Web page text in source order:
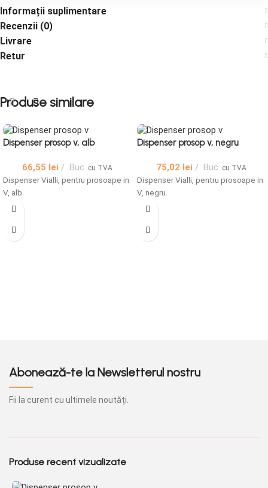
Informații suplimentare
Recenzii (0)
Livrare
Retur
Produse similare
Dispenser prosop v, alb
66,55 lei Buc cu TVA
Dispenser Vialli, pentru prosoape in
V, alb.
Dispenser prosop v, negru
75,02 lei Buc cu TVA
Dispenser Vialli, pentru prosoape in
V, negru.
Abonează-te la Newsletterul nostru
Fii la curent cu ultimele noutăți.
Produse recent vizualizate